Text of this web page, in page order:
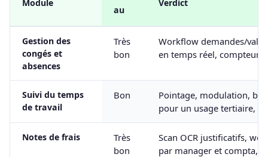
Module
au
Verdict
Gestion des
congés et
absences
Très
bon
Workflow demandes/
en temps réel, compteurs
Suivi du temps
de travail
Bon
Pointage, modulation,
pour un usage tertiaire,
Notes de frais
Très
bon
Scan OCR justificatifs,
par manager et compta,